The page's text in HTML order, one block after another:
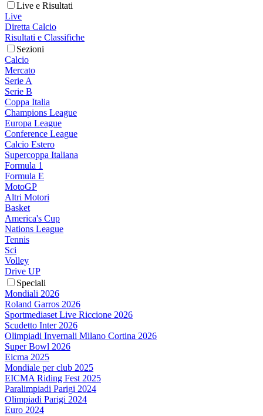
Live e Risultati
Live
Diretta Calcio
Risultati e Classifiche
Sezioni
Calcio
Mercato
Serie A
Serie B
Coppa Italia
Champions League
Europa League
Conference League
Calcio Estero
Supercoppa Italiana
Formula 1
Formula E
MotoGP
Altri Motori
Basket
America's Cup
Nations League
Tennis
Sci
Volley
Drive UP
Speciali
Mondiali 2026
Roland Garros 2026
Sportmediaset Live Riccione 2026
Scudetto Inter 2026
Olimpiadi Invernali Milano Cortina 2026
Super Bowl 2026
Eicma 2025
Mondiale per club 2025
EICMA Riding Fest 2025
Paralimpiadi Parigi 2024
Olimpiadi Parigi 2024
Euro 2024